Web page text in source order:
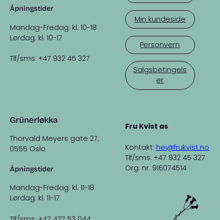
Åpningstider
Mandag-Fredag: kl. 10-18
Lørdag: kl. 10-17
Tlf/sms: +47 932 45 327
Grünerløkka
Thorvald Meyers gate 27,
0555 Oslo
Åpningstider
Mandag-Fredag: kl. 11-18
Lørdag: kl. 11-17
Min kundeside
Personvern
Salgsbetingels
er
Fru Kvist as
Kontakt: hei@frukvist.no
Tlf/sms: +47 932 45 327
Org. nr. 916074514